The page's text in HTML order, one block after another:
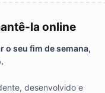
la online
o seu fim de semana,
desenvolvido e